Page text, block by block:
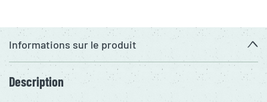
Informations sur le produit
Description